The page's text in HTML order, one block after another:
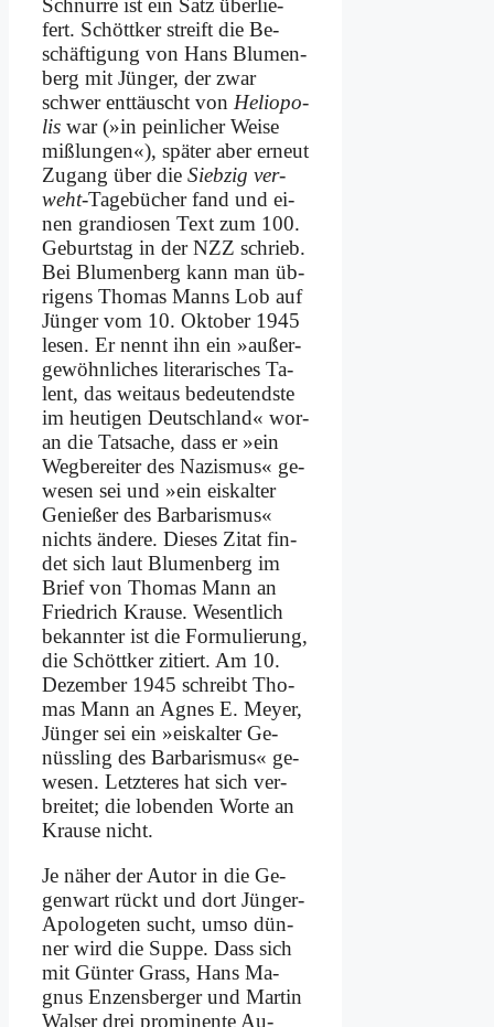
Schnur­re ist ein Satz über­lie­
fert. Schött­ker streift die Be­
schäf­ti­gung von Hans Blu­men­
berg mit Jün­ger, der zwar
schwer ent­täuscht von He­lio­po­
lis war (»in pein­li­cher Wei­se
miß­lun­gen«), spä­ter aber er­neut
Zu­gang über die Sieb­zig ver­
weht-Ta­ge­bü­cher fand und ei­
nen gran­dio­sen Text zum 100.
Ge­burts­tag in der NZZ schrieb.
Bei Blu­men­berg kann man üb­
ri­gens Tho­mas Manns Lob auf
Jün­ger vom 10. Ok­to­ber 1945
le­sen. Er nennt ihn ein »au­ßer­
ge­wöhn­li­ches li­te­ra­ri­sches Ta­
lent, das weit­aus be­deu­tend­ste
im heu­ti­gen Deutsch­land« wor­
an die Tat­sa­che, dass er »ein
Weg­be­rei­ter des Na­zis­mus« ge­
we­sen sei und »ein eis­kal­ter
Ge­nie­ßer des Bar­ba­ris­mus«
nichts än­de­re. Die­ses Zi­tat fin­
det sich laut Blu­men­berg im
Brief von Tho­mas Mann an
Fried­rich Krau­se. We­sent­lich
be­kann­ter ist die For­mu­lie­rung,
die Schött­ker zi­tiert. Am 10.
De­zem­ber 1945 schreibt Tho­
mas Mann an Agnes E. Mey­er,
Jün­ger sei ein »eis­kal­ter Ge­
nüss­ling des Bar­ba­ris­mus« ge­
we­sen. Letz­te­res hat sich ver­
brei­tet; die lo­ben­den Wor­te an
Krau­se nicht.
Je nä­her der Au­tor in die Ge­
gen­wart rückt und dort Jün­ger-
Apo­lo­ge­ten sucht, um­so dün­
ner wird die Sup­pe. Dass sich
mit Gün­ter Grass, Hans Ma­
gnus En­zens­ber­ger und Mar­tin
Wal­ser drei pro­mi­nen­te Au­